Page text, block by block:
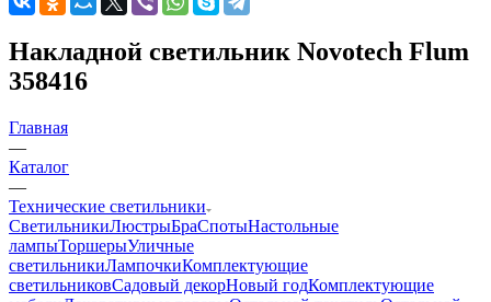
Накладной светильник Novotech Flum
358416
Главная
—
Каталог
—
Технические светильники
СветильникиЛюстрыБраСпотыНастольные
лампыТоршерыУличные
светильникиЛампочкиКомплектующие
светильниковСадовый декорНовый годКомплектующие